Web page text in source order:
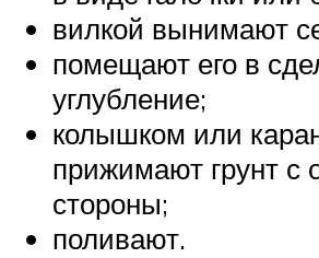
вилкой вынимают
помещают его в
углубление;
колышком или
прижимают грунт с
стороны;
поливают.